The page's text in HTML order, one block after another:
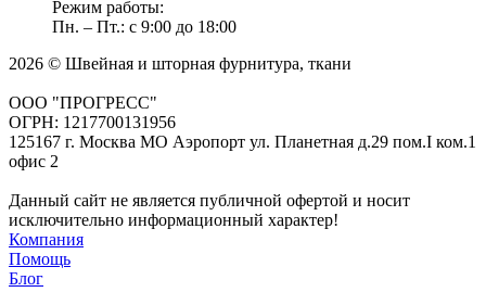
Режим работы:
Пн. – Пт.: с 9:00 до 18:00
2026 © Швейная и шторная фурнитура, ткани
ООО "ПРОГРЕСС"
ОГРН: 1217700131956
125167 г. Москва МО Аэропорт ул. Планетная д.29 пом.I ком.1
офис 2
Данный сайт не является публичной офертой и носит
исключительно информационный характер!
Компания
Помощь
Блог